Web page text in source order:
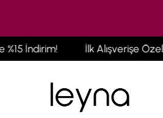
İndirim! İlk Alışverişe Özel